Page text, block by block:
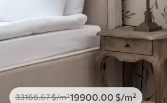
33166.67$/m²19900.00 $/m²